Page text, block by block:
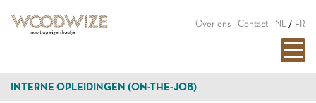
Over ons Contact NL / FR
INTERNE OPLEIDINGEN (ON-THE-JOB)